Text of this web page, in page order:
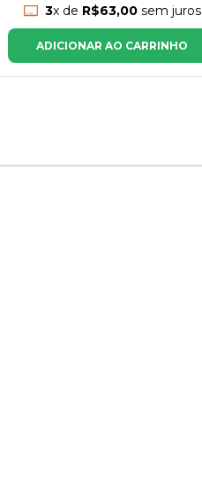
3x de R$63,00sem juros
ADICIONAR AO CARRINHO